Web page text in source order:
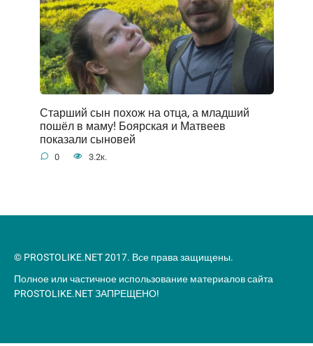
Старший сын похож на отца, а младший
пошёл в маму! Боярская и Матвеев
показали сыновей
0 3.2к.
© PROSTOLIKE.NET 2017. Все права защищены.
Полное или частичное использование материалов сайта
PROSTOLIKE.NET ЗАПРЕЩЕНО!